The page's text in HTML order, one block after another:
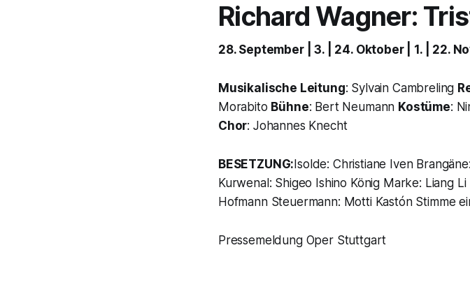
Richard Wagner:
28. September | 3. | 24. Oktober | 1. | 22.
Musikalische Leitung: Sylvain Cambreling
Morabito Bühne: Bert Neumann Kostüme:
Chor: Johannes Knecht
BESETZUNG: Isolde: Christiane Iven
Kurwenal: Shigeo Ishino König Marke: Liang
Hofmann Steuermann: Motti Kastón Stimme
Pressemeldung Oper Stuttgart